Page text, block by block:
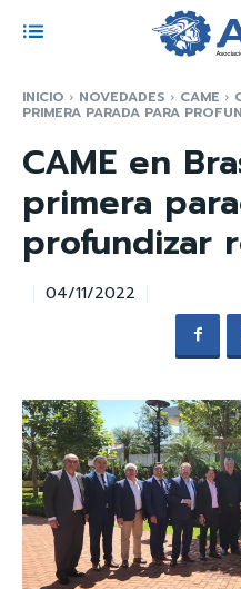
INICIO NOVEDADES CAME
PRIMERA PARADA PARA
CAME en
primera
profundizar
04/11/2022